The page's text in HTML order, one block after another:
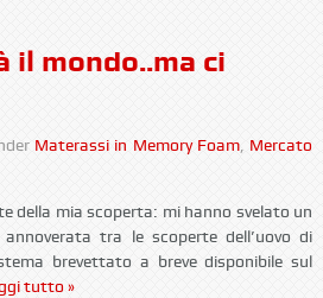
il mondo..ma ci
Materassi in Memory Foam, Mercato
della mia scoperta: mi hanno svelato un
tra le scoperte dell’uovo di
brevettato a breve disponibile sul
tutto »